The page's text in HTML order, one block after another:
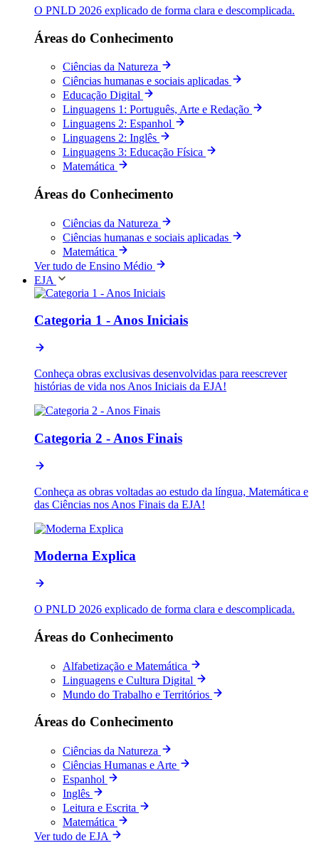
O PNLD 2026 explicado de forma clara e descomplicada.
Áreas do Conhecimento
Ciências da Natureza
Ciências humanas e sociais aplicadas
Educação Digital
Linguagens 1: Português, Arte e Redação
Linguagens 2: Espanhol
Linguagens 2: Inglês
Linguagens 3: Educação Física
Matemática
Áreas do Conhecimento
Ciências da Natureza
Ciências humanas e sociais aplicadas
Matemática
Ver tudo de Ensino Médio
EJA
Categoria 1 - Anos Iniciais
Conheça obras exclusivas desenvolvidas para reescrever
histórias de vida nos Anos Iniciais da EJA!
Categoria 2 - Anos Finais
Conheça as obras voltadas ao estudo da língua, Matemática e
das Ciências nos Anos Finais da EJA!
Moderna Explica
O PNLD 2026 explicado de forma clara e descomplicada.
Áreas do Conhecimento
Alfabetização e Matemática
Linguagens e Cultura Digital
Mundo do Trabalho e Territórios
Áreas do Conhecimento
Ciências da Natureza
Ciências Humanas e Arte
Espanhol
Inglês
Leitura e Escrita
Matemática
Ver tudo de EJA